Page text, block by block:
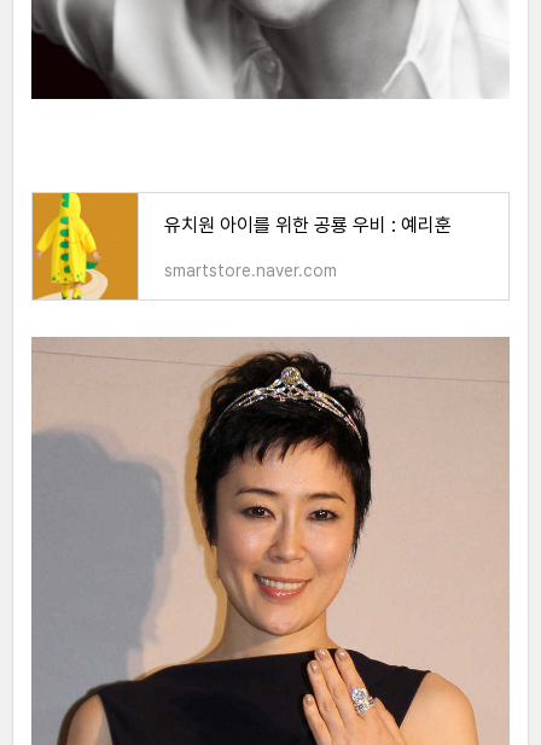
유치원 아이를 위한 공룡 우비 : 예리훈
smartstore.naver.com